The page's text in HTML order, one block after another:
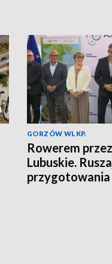
GORZÓW WLKP.
Rowerem
Lubuskie.
przygotowania